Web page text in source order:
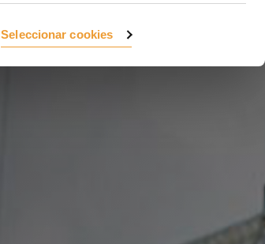
Seleccionar cookies